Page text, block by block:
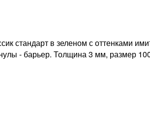
стандарт в зеленом с оттенками
- барьер. Толщина 3 мм, размер